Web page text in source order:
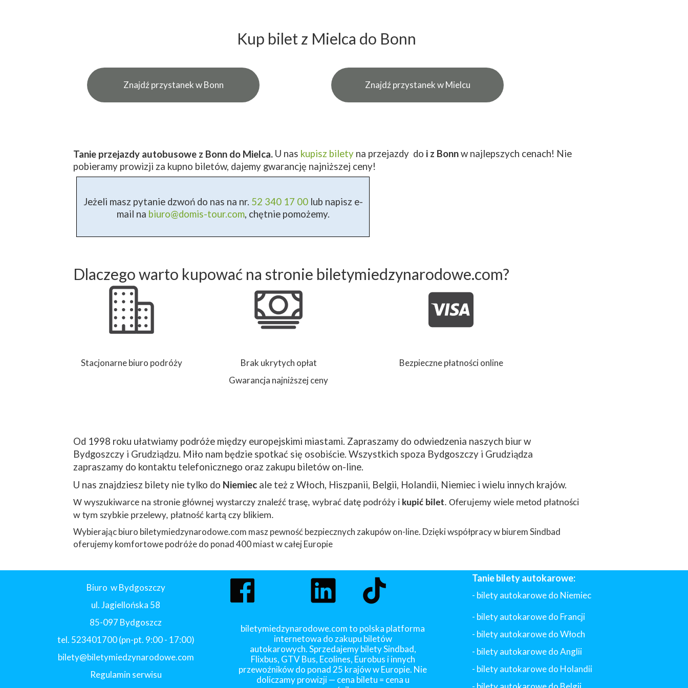
Znajdź przystanek w Bonn
Bezpieczne płatności online
Brak ukrytych opłat
Gwarancja najniższej ceny
Stacjonarne biuro podróży
Znajdź przystanek w Mielcu
Kup bilet z Mielca do Bonn
Tanie przejazdy autobusowe z Bonn do Mielca. U nas kupisz bilety na przejazdy do i z Bonnw najlepszych cenach! Nie
pobieramy prowizji za kupno biletów, dajemy gwarancję najniższej ceny!
Jeżeli masz pytanie dzwoń do nas na nr. 52 340 17 00lub napisz e-
mail na biuro@domis-tour.com, chętnie pomożemy.
Dlaczego warto kupować na stronie biletymiedzynarodowe.com?
Od 1998 roku ułatwiamy podróże między europejskimi miastami. Zapraszamy do odwiedzenia naszych biur w
Bydgoszczy i Grudziądzu. Miło nam będzie spotkać się osobiście. Wszystkich spoza Bydgoszczy i Grudziądza
zapraszamy do kontaktu telefonicznego oraz zakupu biletów on-line.
U nas znajdziesz bilety nie tylko do Niemiec ale też z Włoch, Hiszpanii, Belgii, Holandii, Niemiec i wielu innych krajów.
W wyszukiwarce na stronie głównej wystarczy znaleźć trasę, wybrać datę podróży i kupić bilet. Oferujemy wiele metod płatności
w tym szybkie przelewy, płatność kartą czy blikiem.
Wybierając biuro biletymiedzynarodowe.com masz pewność bezpiecznych zakupów on-line. Dzięki współpracy w biurem Sindbad
oferujemy komfortowe podróże do ponad 400 miast w całej Europie
biletymiedzynarodowe.com to polska platforma
internetowa do zakupu biletów
autokarowych. Sprzedajemy bilety Sindbad,
Flixbus, GTV Bus, Ecolines, Eurobus i innych
przewoźników do ponad 25 krajów w Europie. Nie
doliczamy prowizji — cena biletu = cena u
Tanie bilety autokarowe:
- bilety autokarowe do Niemiec
- bilety autokarowe do Francji
- bilety autokarowe do Włoch
- bilety autokarowe do Anglii
- bilety autokarowe do Holandii
Biuro w Bydgoszczy
ul. Jagiellońska 58
85-097 Bydgoszcz
tel. 523401700 (pn-pt. 9:00 - 17:00)
bilety@biletymiedzynarodowe.com
Regulamin serwisu